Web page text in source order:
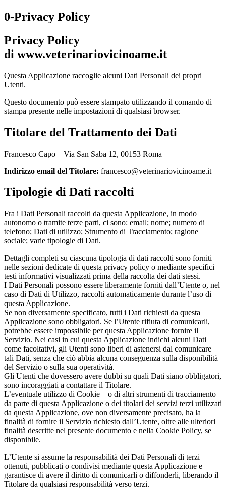
0-Privacy Policy
Privacy Policy
di www.veterinariovicinoame.it
Questa Applicazione raccoglie alcuni Dati Personali dei propri
Utenti.
Questo documento può essere stampato utilizzando il comando di
stampa presente nelle impostazioni di qualsiasi browser.
Titolare del Trattamento dei Dati
Francesco Capo – Via San Saba 12, 00153 Roma
Indirizzo email del Titolare: francesco@veterinariovicinoame.it
Tipologie di Dati raccolti
Fra i Dati Personali raccolti da questa Applicazione, in modo
autonomo o tramite terze parti, ci sono: email; nome; numero di
telefono; Dati di utilizzo; Strumento di Tracciamento; ragione
sociale; varie tipologie di Dati.
Dettagli completi su ciascuna tipologia di dati raccolti sono forniti
nelle sezioni dedicate di questa privacy policy o mediante specifici
testi informativi visualizzati prima della raccolta dei dati stessi.
I Dati Personali possono essere liberamente forniti dall’Utente o, nel
caso di Dati di Utilizzo, raccolti automaticamente durante l’uso di
questa Applicazione.
Se non diversamente specificato, tutti i Dati richiesti da questa
Applicazione sono obbligatori. Se l’Utente rifiuta di comunicarli,
potrebbe essere impossibile per questa Applicazione fornire il
Servizio. Nei casi in cui questa Applicazione indichi alcuni Dati
come facoltativi, gli Utenti sono liberi di astenersi dal comunicare
tali Dati, senza che ciò abbia alcuna conseguenza sulla disponibilità
del Servizio o sulla sua operatività.
Gli Utenti che dovessero avere dubbi su quali Dati siano obbligatori,
sono incoraggiati a contattare il Titolare.
L’eventuale utilizzo di Cookie – o di altri strumenti di tracciamento –
da parte di questa Applicazione o dei titolari dei servizi terzi utilizzati
da questa Applicazione, ove non diversamente precisato, ha la
finalità di fornire il Servizio richiesto dall’Utente, oltre alle ulteriori
finalità descritte nel presente documento e nella Cookie Policy, se
disponibile.
L’Utente si assume la responsabilità dei Dati Personali di terzi
ottenuti, pubblicati o condivisi mediante questa Applicazione e
garantisce di avere il diritto di comunicarli o diffonderli, liberando il
Titolare da qualsiasi responsabilità verso terzi.